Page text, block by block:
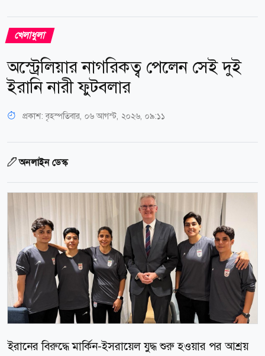
খেলাধুলা
অস্ট্রেলিয়ার নাগরিকত্ব পেলেন সেই দুই
ইরানি নারী ফুটবলার
প্রকাশ:বৃহস্পতিবার, ০৬ আগস্ট, ২০২৬, ০৯:১১
অনলাইন ডেস্ক
ইরানের বিরুদ্ধে মার্কিন-ইসরায়েল যুদ্ধ শুরু হওয়ার পর আশ্রয়